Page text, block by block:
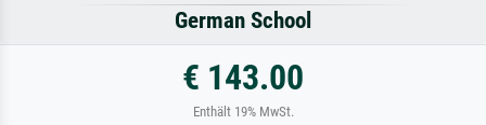
German School
€ 143.00
Enthält 19% MwSt.